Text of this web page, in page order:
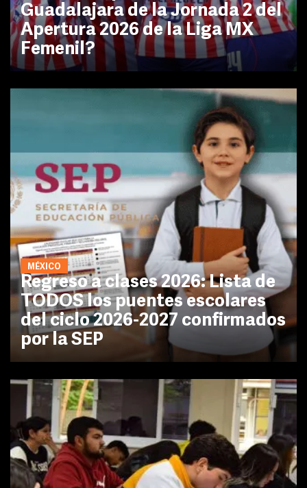
Guadalajara de la Jornada 2 del
Apertura 2026 de la Liga MX
Femenil?
MÉXICO
Regreso a clases 2026: Lista de
TODOS los puentes escolares
del ciclo 2026-2027 confirmados
por la SEP